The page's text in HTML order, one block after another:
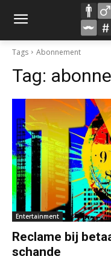
Tags Abonnement
Tag:
Entertainment
Reclame bij
schande